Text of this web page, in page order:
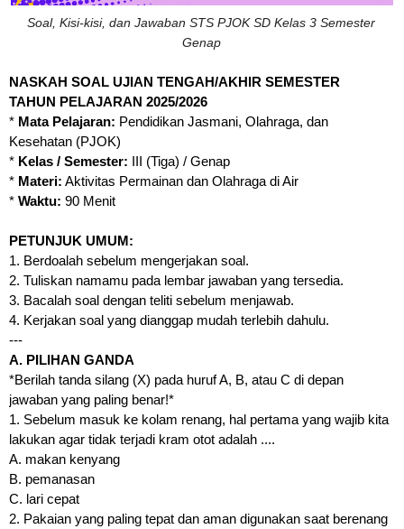
Soal, Kisi-kisi, dan Jawaban STS PJOK SD Kelas 3 Semester
Genap
NASKAH SOAL UJIAN TENGAH/AKHIR SEMESTER
TAHUN PELAJARAN 2025/2026
* Mata Pelajaran: Pendidikan Jasmani, Olahraga, dan
Kesehatan (PJOK)
* Kelas / Semester: III (Tiga) / Genap
* Materi: Aktivitas Permainan dan Olahraga di Air
* Waktu: 90 Menit
PETUNJUK UMUM:
1. Berdoalah sebelum mengerjakan soal.
2. Tuliskan namamu pada lembar jawaban yang tersedia.
3. Bacalah soal dengan teliti sebelum menjawab.
4. Kerjakan soal yang dianggap mudah terlebih dahulu.
---
A. PILIHAN GANDA
*Berilah tanda silang (X) pada huruf A, B, atau C di depan
jawaban yang paling benar!*
1. Sebelum masuk ke kolam renang, hal pertama yang wajib kita
lakukan agar tidak terjadi kram otot adalah ....
A. makan kenyang
B. pemanasan
C. lari cepat
2. Pakaian yang paling tepat dan aman digunakan saat berenang